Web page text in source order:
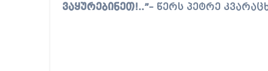
ვაყურებინეთ!..”– წერს პეტრე